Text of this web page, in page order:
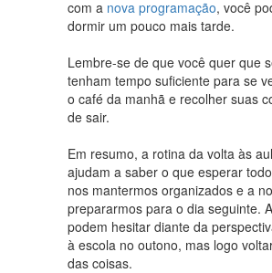
com a nova programação, você
dormir um pouco mais tarde.
Lembre-se de que você quer que
tenham tempo suficiente para se
o café da manhã e recolher suas
de sair.
Em resumo, a rotina da volta às
ajudam a saber o que esperar
nos mantermos organizados e a
prepararmos para o dia seguinte.
podem hesitar diante da
à escola no outono, mas logo
das coisas.